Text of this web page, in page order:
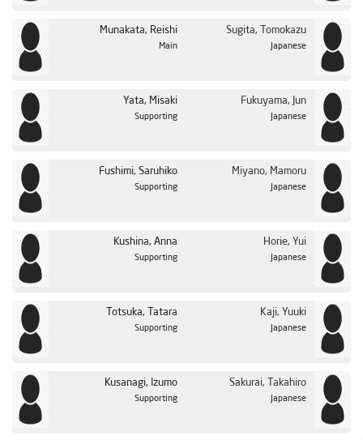
Munakata, Reishi
Main
Sugita, Tomokazu
Japanese
Yata, Misaki
Supporting
Fukuyama, Jun
Japanese
Fushimi, Saruhiko
Supporting
Miyano, Mamoru
Japanese
Kushina, Anna
Supporting
Horie, Yui
Japanese
Totsuka, Tatara
Supporting
Kaji, Yuuki
Japanese
Kusanagi, Izumo
Supporting
Sakurai, Takahiro
Japanese